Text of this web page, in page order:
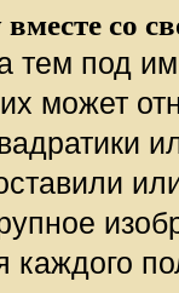
со
тем под
может
каждого